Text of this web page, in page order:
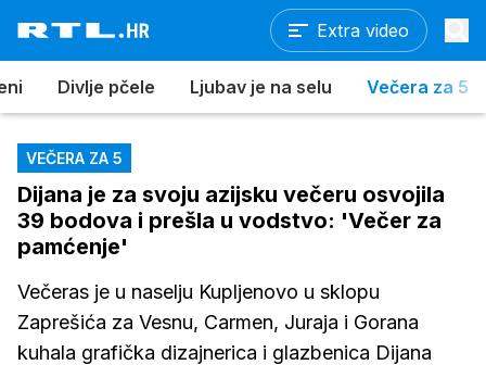
Extra video
Divlje pčele Ljubav je na selu Večera za 5
VEČERA ZA 5
Dijana je za svoju azijsku večeru osvojila
39 bodova i prešla u vodstvo: 'Večer za
pamćenje'
Večeras je u naselju Kupljenovo u sklopu
Zaprešića za Vesnu, Carmen, Juraja i Gorana
kuhala grafička dizajnerica i glazbenica Dijana